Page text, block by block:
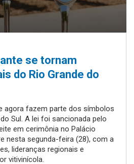
se tornam
do Rio Grande do
agora fazem parte dos símbolos
Sul. A lei foi sancionada pelo
em cerimônia no Palácio
nesta segunda-feira (28), com a
lideranças regionais e
vitivinícola.